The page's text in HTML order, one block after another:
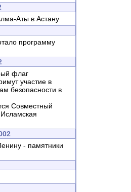
Аты в Астану
программу
флаг
участие в
безопасности в
Совместный
- памятники